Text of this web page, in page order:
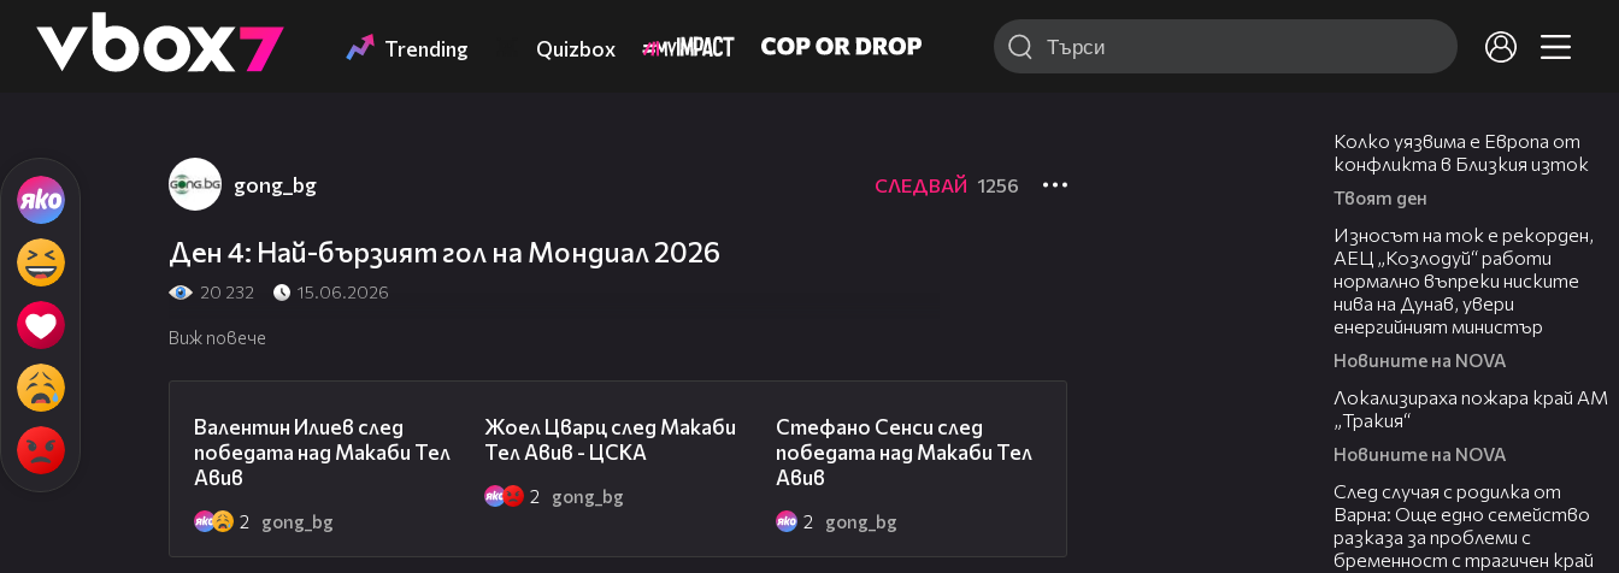
👾 Trending Quizbox
gong_bg СЛЕДВАЙ 1256
Ден 4: Най-бързият гол на Мондиал 2026
20 232 15.06.2026
Виж повече
Валентин Илиев след
победата над Макаби Тел
Авив
2 gong_bg
Жоел Цварц след Макаби
Тел Авив - ЦСКА
2 gong_bg
Стефано Сенси след
победата над Макаби Тел
Авив
2 gong_bg
Колко уязвима е Европа от
конфликта в Близкия изток
Твоят ден
Износът на ток е рекорден,
АЕЦ „Козлодуй“ работи
нормално въпреки ниските
нива на Дунав, увери
енергийният министър
Новините на NOVA
Локализираха пожара край АМ
„Тракия“
Новините на NOVA
След случая с родилка от
Варна: Още едно семейство
разказа за проблеми с
бременност с трагичен край